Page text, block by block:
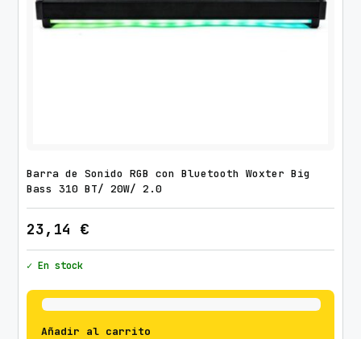
Barra de Sonido RGB con Bluetooth Woxter Big
Bass 310 BT/ 20W/ 2.0
23,14 €
✓ En stock
Añadir al carrito